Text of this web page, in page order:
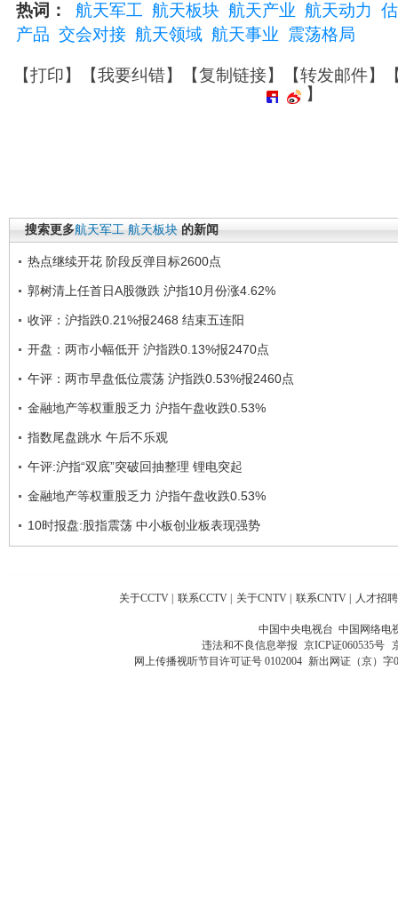
热词： 航天军工 航天板块 航天产业 航天动力
产品 交会对接 航天领域 航天事业 震荡格局
【打印】【我要纠错】【复制链接】【转发邮件】
】
搜索更多航天军工 航天板块 的新闻
热点继续开花 阶段反弹目标2600点
郭树清上任首日A股微跌 沪指10月份涨4.62%
收评：沪指跌0.21%报2468 结束五连阳
开盘：两市小幅低开 沪指跌0.13%报2470点
午评：两市早盘低位震荡 沪指跌0.53%报2460点
金融地产等权重股乏力 沪指午盘收跌0.53%
指数尾盘跳水 午后不乐观
午评:沪指“双底”突破回抽整理 锂电突起
金融地产等权重股乏力 沪指午盘收跌0.53%
10时报盘:股指震荡 中小板创业板表现强势
关于CCTV | 联系CCTV | 关于CNTV | 联系CNTV | 人才招聘
中国中央电视台 中国网络电
违法和不良信息举报 京ICP证060535号
网上传播视听节目许可证号 0102004 新出网证（京）